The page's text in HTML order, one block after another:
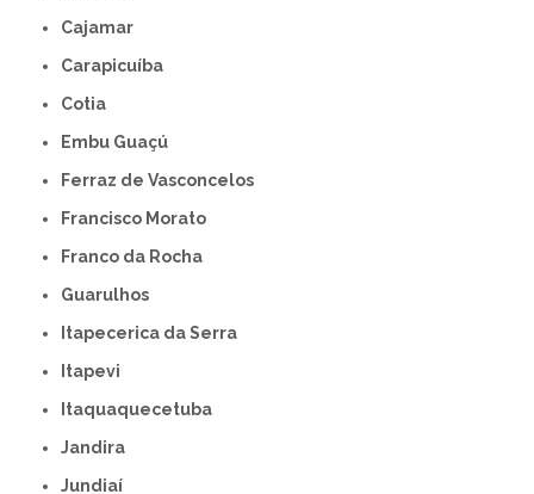
Cajamar
Carapicuíba
Cotia
Embu Guaçú
Ferraz de Vasconcelos
Francisco Morato
Franco da Rocha
Guarulhos
Itapecerica da Serra
Itapevi
Itaquaquecetuba
Jandira
Jundiaí